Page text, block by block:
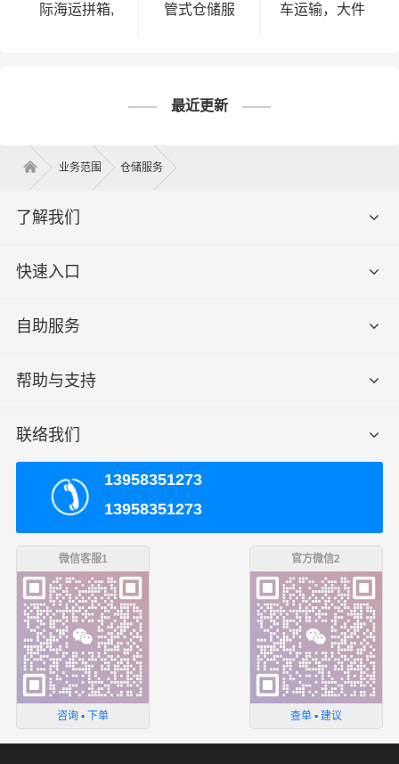
际海运拼箱,
管式仓储服
车运输，大件
最近更新
业务范围 仓储服务
了解我们
快速入口
自助服务
帮助与支持
联络我们
13958351273
13958351273
微信客服1
咨询 ▪ 下单
官方微信2
查单 ▪ 建议